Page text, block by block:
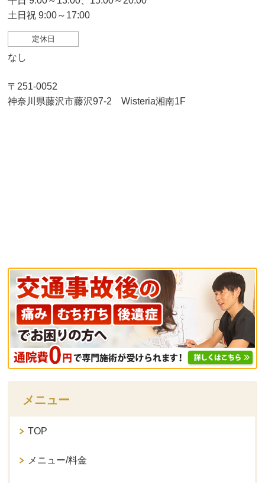
土日祝 9:00～17:00
定休日
なし
〒251-0052
神奈川県藤沢市藤沢97-2 Wisteria湘南1F
メニュー
TOP
メニュー/料金